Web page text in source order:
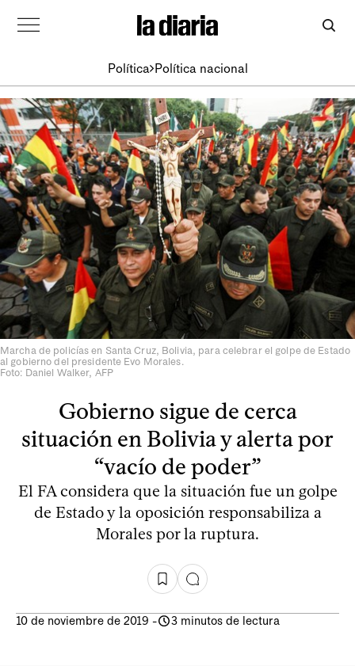
Política Política nacional
Marcha de policías en Santa Cruz, Bolivia, para celebrar el golpe de Estado
al gobierno del presidente Evo Morales.
Foto: Daniel Walker, AFP
Gobierno sigue de cerca
situación en Bolivia y alerta por
“vacío de poder”
El FA considera que la situación fue un golpe
de Estado y la oposición responsabiliza a
Morales por la ruptura.
10 de noviembre de 2019 - 3 minutos de lectura